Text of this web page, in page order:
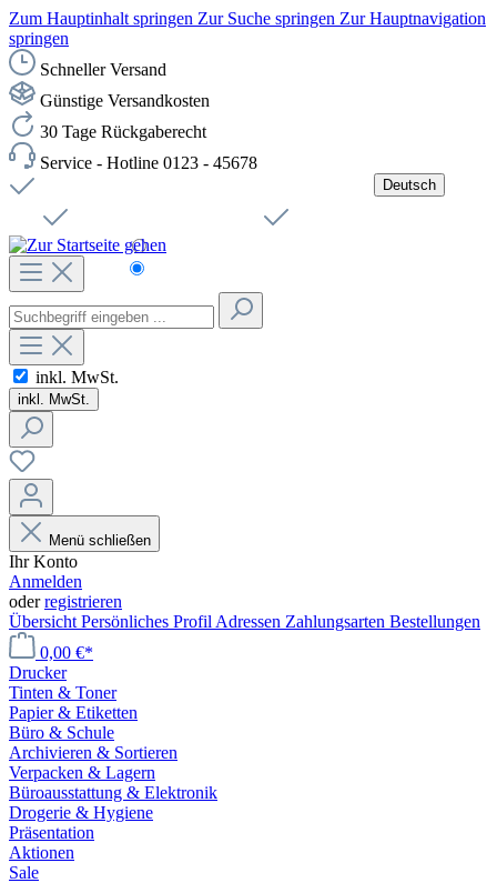
Zum Hauptinhalt springen Zur Suche springen Zur Hauptnavigation
springen
Schneller Versand
Günstige Versandkosten
30 Tage Rückgaberecht
Service - Hotline 0123 - 45678
Deutsch
Čeština
inkl. MwSt.
inkl. MwSt.
Menü schließen
Ihr Konto
Anmelden
oderregistrieren
Übersicht Persönliches Profil Adressen Zahlungsarten Bestellungen
0,00 €*
Drucker
Tinten & Toner
Papier & Etiketten
Büro & Schule
Archivieren & Sortieren
Verpacken & Lagern
Büroausstattung & Elektronik
Drogerie & Hygiene
Präsentation
Aktionen
Sale